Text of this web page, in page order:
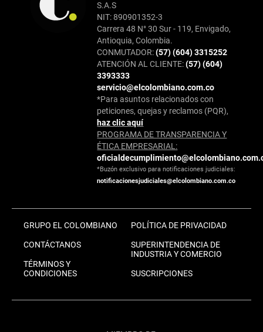
S.A.S
NIT: 890901352-3
Carrera 48 N° 30 Sur - 119, Envigado,
Antioquia, Colombia.
CONMUTADOR:(57) (604) 3315252
ATENCIÓN AL CLIENTE:(57) (604)
3393333
servicio@elcolombiano.com.co
*Para asuntos relacionados con
peticiones, quejas y reclamos (PQR),
haz clic aquí
PROGRAMA DE TRANSPARENCIA Y
ÉTICA EMPRESARIAL:
*Buzón exclusivo para notificaciones judiciales:
notificacionesjudiciales@elcolombiano.com.co
GRUPO EL COLOMBIANO
CONTÁCTANOS
TÉRMINOS Y
CONDICIONES
POLÍTICA DE PRIVACIDAD
SUPERINTENDENCIA DE
INDUSTRIA Y COMERCIO
SUSCRIPCIONES